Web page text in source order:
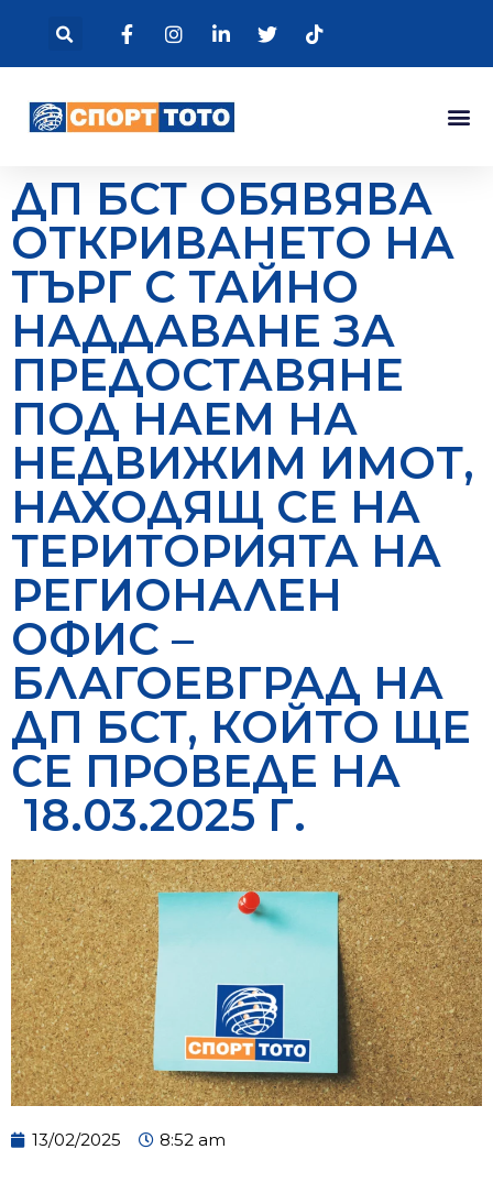
ДП БСТ ОБЯВЯВА
ОТКРИВАНЕТО НА
ТЪРГ С ТАЙНО
НАДДАВАНЕ ЗА
ПРЕДОСТАВЯНЕ
ПОД НАЕМ НА
НЕДВИЖИМ ИМОТ,
НАХОДЯЩ СЕ НА
ТЕРИТОРИЯТА НА
РЕГИОНАЛЕН
ОФИС –
БЛАГОЕВГРАД НА
ДП БСТ, КОЙТО ЩЕ
СЕ ПРОВЕДЕ НА
18.03.2025 Г.
13/02/2025 8:52 am